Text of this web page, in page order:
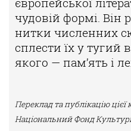
чудовій формі. Він
нитки численних
сплести їх у тугий
якого — пам’ять і
Переклад та публікацію
Національний Фонд